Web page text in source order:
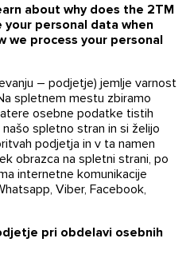
about why does the 2TM
your personal data when
we process your personal
– podjetje) jemlje varnost
spletnem mestu zbiramo
osebne podatke tistih
spletno stran in si želijo
podjetja in v ta namen
obrazca na spletni strani, po
internetne komunikacije
Viber, Facebook,
pri obdelavi osebnih